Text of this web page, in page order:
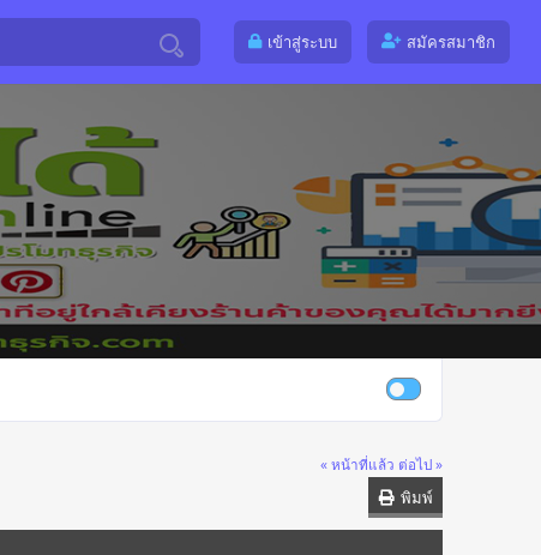
เข้าสู่ระบบ สมัครสมาชิก
« หน้าที่แล้ว ต่อไป »
พิมพ์